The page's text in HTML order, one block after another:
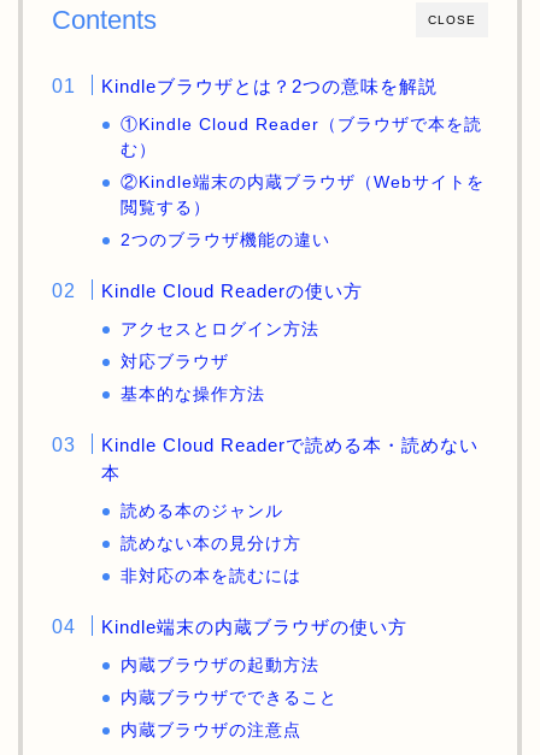
CLOSE
Contents
Kindleブラウザとは？2つの意味を解説
①Kindle Cloud Reader（ブラウザで本を読
む）
②Kindle端末の内蔵ブラウザ（Webサイトを
閲覧する）
2つのブラウザ機能の違い
Kindle Cloud Readerの使い方
アクセスとログイン方法
対応ブラウザ
基本的な操作方法
Kindle Cloud Readerで読める本・読めない
本
読める本のジャンル
読めない本の見分け方
非対応の本を読むには
Kindle端末の内蔵ブラウザの使い方
内蔵ブラウザの起動方法
内蔵ブラウザでできること
内蔵ブラウザの注意点